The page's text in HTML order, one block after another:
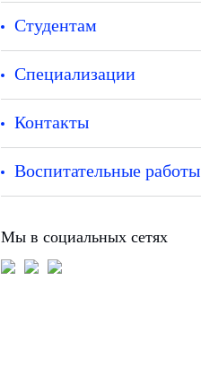
Студентам
Специализации
Контакты
Воспитательные работы
Мы в социальных сетях